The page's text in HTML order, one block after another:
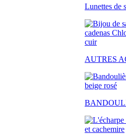
Lunettes de
AUTRES